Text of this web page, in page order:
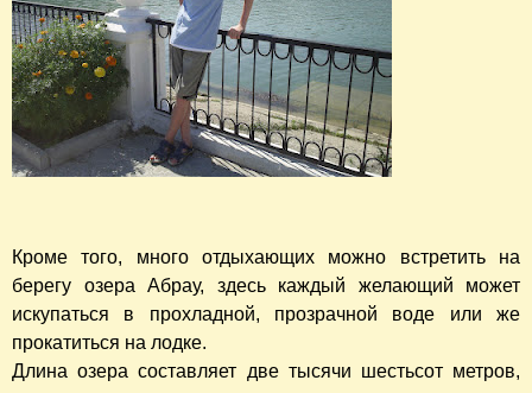
Кроме того, много отдыхающих можно встретить на
берегу озера Абрау, здесь каждый желающий может
искупаться в прохладной, прозрачной воде или же
прокатиться на лодке.
Длина озера составляет две тысячи шестьсот метров,